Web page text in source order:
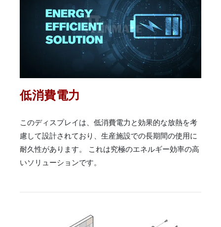
低消費電力
このディスプレイは、低消費電力と効果的な放熱を考
慮して設計されており、生産施設での長期間の使用に
耐久性があります。 これは究極のエネルギー効率の高
いソリューションです。